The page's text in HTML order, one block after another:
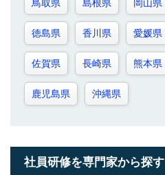
鳥取県 島根県 岡山県
徳島県 香川県 愛媛県
佐賀県 長崎県 熊本県
鹿児島県 沖縄県
社員研修を専門家から探す